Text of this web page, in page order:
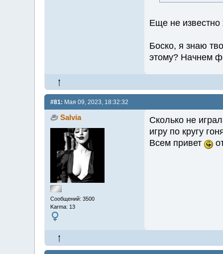
Еще не известно
Боско, я знаю
этому? Начнем
#81: Мая 09, 2023, 18:32:32
Salvia
Сообщений: 3500
Karma: 13
Сколько не
игру по кругу
Всем привет